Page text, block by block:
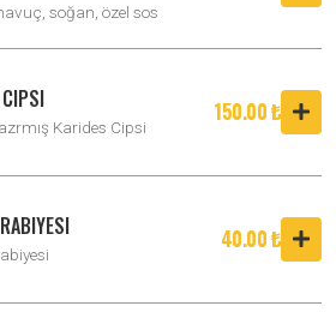
soğan, özel sos
Karides Cipsi
150.00 ₺
40.00 ₺